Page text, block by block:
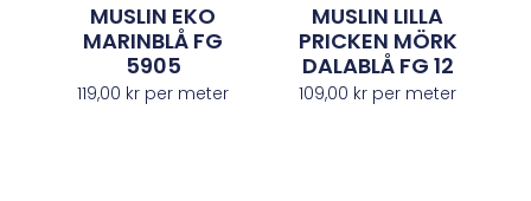
MUSLIN EKO
MARINBLÅ FG
5905
119,00 kr per meter
MUSLIN LILLA
PRICKEN MÖRK
DALABLÅ FG 12
109,00 kr per meter